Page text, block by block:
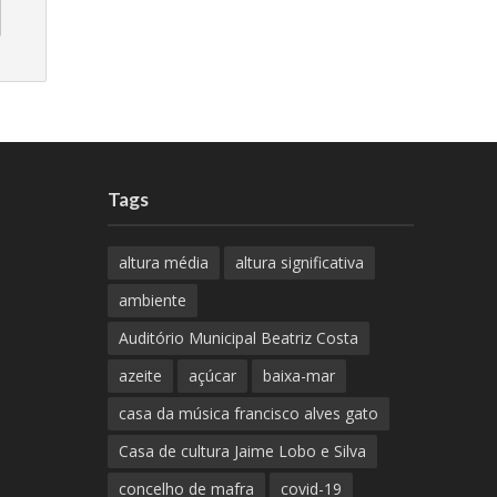
Tags
altura média
altura significativa
ambiente
Auditório Municipal Beatriz Costa
azeite
açúcar
baixa-mar
casa da música francisco alves gato
Casa de cultura Jaime Lobo e Silva
concelho de mafra
covid-19